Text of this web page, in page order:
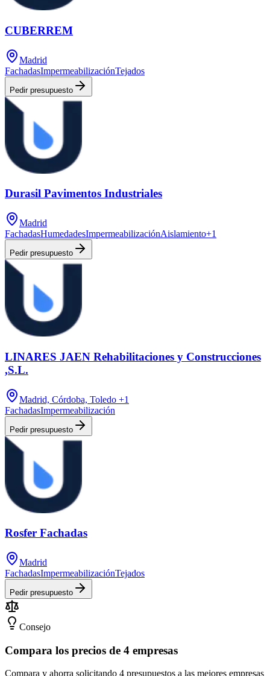
CUBERREM
Madrid
FachadasImpermeabilizaciónTejados
Pedir presupuesto
Durasil Pavimentos Industriales
Madrid
FachadasHumedadesImpermeabilizaciónAislamiento+1
Pedir presupuesto
LINARES JAEN Rehabilitaciones y Construcciones
,S.L.
Madrid, Córdoba, Toledo +1
FachadasImpermeabilización
Pedir presupuesto
Rosfer Fachadas
Madrid
FachadasImpermeabilizaciónTejados
Pedir presupuesto
Consejo
Compara los precios de 4 empresas
Compara y ahorra solicitando 4 presupuestos a las mejores empresas